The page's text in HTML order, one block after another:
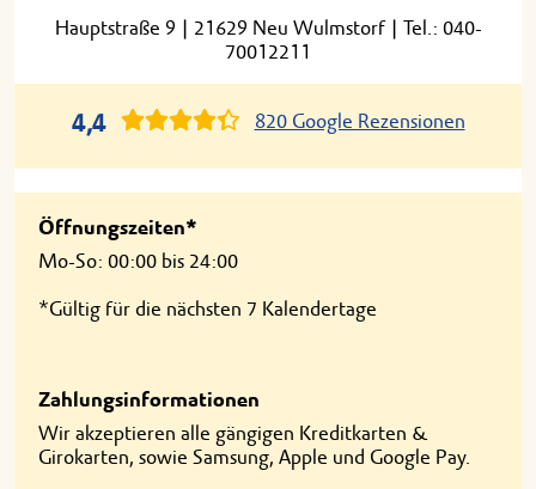
Hauptstraße 9 21629 Neu Wulmstorf| Tel.: 040-
70012211
4,4 820 Google Rezensionen
Öffnungszeiten*
Mo-So: 00:00 bis 24:00
*Gültig für die nächsten 7 Kalendertage
Zahlungsinformationen
Wir akzeptieren alle gängigen Kreditkarten &
Girokarten, sowie Samsung, Apple und Google Pay.